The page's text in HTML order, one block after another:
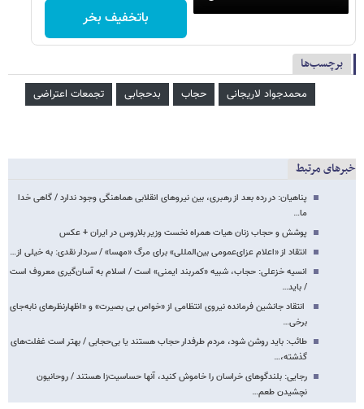
باتخفیف بخر
برچسب‌ها
محمدجواد لاریجانی حجاب بدحجابی تجمعات اعتراضی
خبرهای مرتبط
پناهیان: در رده بعد از رهبری، بین نیروهای انقلابی هماهنگی وجود ندارد / گاهی خدا
ما…
پوشش و حجاب زنان هیات همراه نخست وزیر بلاروس در ایران + عکس
انتقاد از «اعلام عزای‌عمومی بین‌المللی» برای مرگ «مهسا» / سردار نقدی: به خیلی از…
انسیه خزعلی: حجاب، شبیه «کمربند ایمنی» است / اسلام به آسان‌گیری معروف است
/ باید…
انتقاد جانشین فرمانده نیروی انتظامی از «خواص بی بصیرت» و «اظهارنظرهای نابه‌جای
برخی…
طائب: باید روشن شود، مردم طرفدار حجاب هستند یا بی‌حجابی / بهتر است غفلت‌های
گذشته،…
رجایی: بلندگوهای خراسان را خاموش کنید، آنها حساسیت‌زا هستند / روحانیون
نچشیدن طعم…